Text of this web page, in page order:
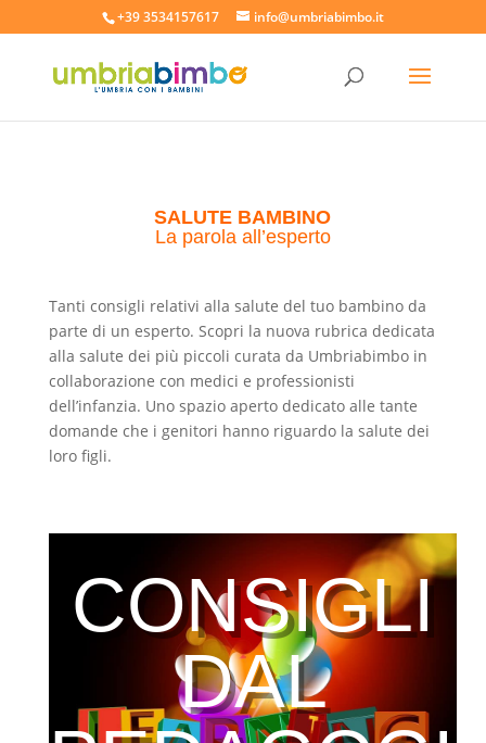
+39 3534157617 info@umbriabimbo.it
SALUTE BAMBINO
La parola all’esperto
Tanti consigli relativi alla salute del tuo bambino da
parte di un esperto. Scopri la nuova rubrica dedicata
alla salute dei più piccoli curata da Umbriabimbo in
collaborazione con medici e professionisti
dell’infanzia. Uno spazio aperto dedicato alle tante
domande che i genitori hanno riguardo la salute dei
loro figli.
CONSIGLI
DAL